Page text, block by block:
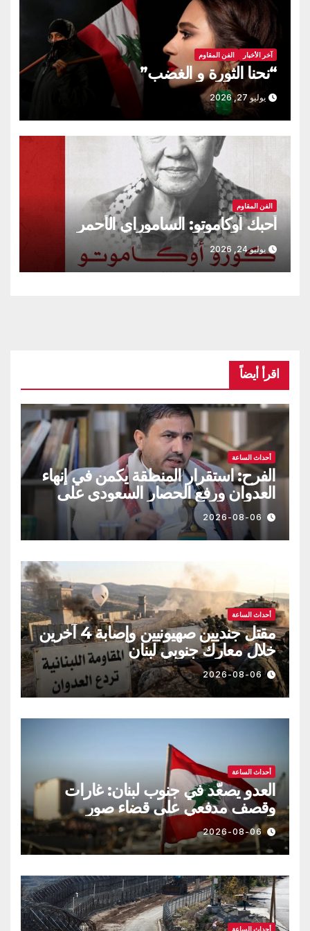
آخر الأخبار الفن المقاوم
“نحنا الثورة و الغضب”
يوليو 27, 2026
الفن المقاوم
أحبك أوكاموتو: الساموراي الأحمر
يوليو 24, 2026
اقرأ أيضاً
أحداث الساعة
الفرح: استقرار المنطقة يكمن في إنهاء
العدوان ورفع الحصار السعودي على
اليمن
2026-08-06
أحداث الساعة
مقتل جنديين صهيونيين وإصابة 4 آخرين
خلال معارك جنوبي لبنان
2026-08-06
أحداث الساعة
العدو يصعّد في جنوب لبنان: غارات
وقصف مدفعي على قضاء صور
2026-08-06
أحداث الساعة